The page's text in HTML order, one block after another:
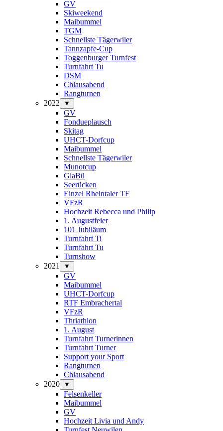
GV
Skiweekend
Maibummel
TGM
Schnellste Tägerwiler
Tannzapfe-Cup
Toggenburger Turnfest
Turnfahrt Tu
DSM
Chlausabend
Rangturnen
2022
▼
GV
Fondueplausch
Skitag
UHCT-Dorfcup
Maibummel
Schnellste Tägerwiler
Munotcup
GlaBü
Seerücken
Einzel Rheintaler TF
VFzR
Hochzeit Rebecca und Philip
1. Augustfeier
101 Jubiläum
Turnfahrt Ti
Turnfahrt Tu
Turnshow
2021
▼
GV
Maibummel
UHCT-Dorfcup
RTF Embrachertal
VFzR
Thriathlon
1. August
Turnfahrt Turnerinnen
Turnfahrt Turner
Support your Sport
Rangturnen
Chlausabend
2020
▼
Felsenkeller
Maibummel
GV
Hochzeit Livia und Andy